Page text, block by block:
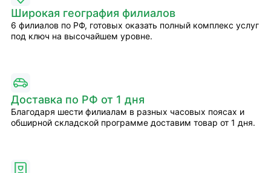
Широкая география филиалов
6 филиалов по РФ, готовых оказать полный комплекс услуг
под ключ на высочайшем уровне.
Доставка по РФ от 1 дня
Благодаря шести филиалам в разных часовых поясах и
обширной складской программе доставим товар от 1 дня.